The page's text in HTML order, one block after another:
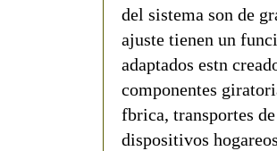
del sistema son de
ajuste tienen un
adaptados estn
componentes
fbrica, transportes
dispositivos